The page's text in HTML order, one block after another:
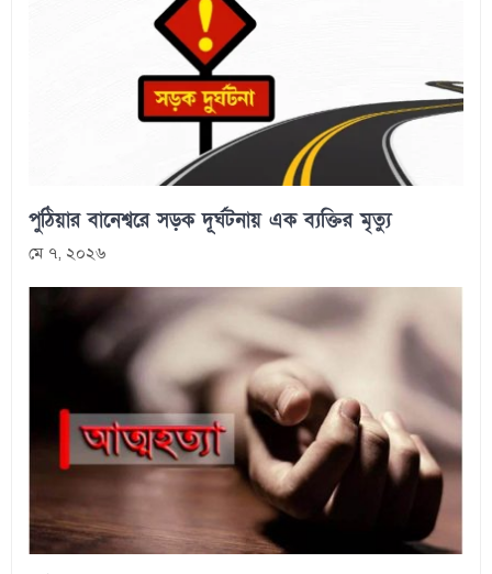
পুঠিয়ার বানেশ্বরে সড়ক দূর্ঘটনায় এক ব্যক্তির মৃত্যু
মে ৭, ২০২৬